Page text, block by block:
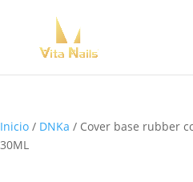
Inicio / DNKa / Cover base rubber
30ML